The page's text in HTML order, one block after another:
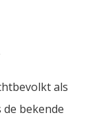
als
bekende